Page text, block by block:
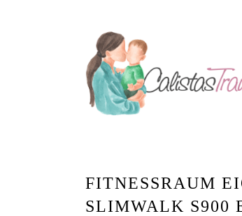
Traum
FITNESSRAUM
SLIMWALK S900